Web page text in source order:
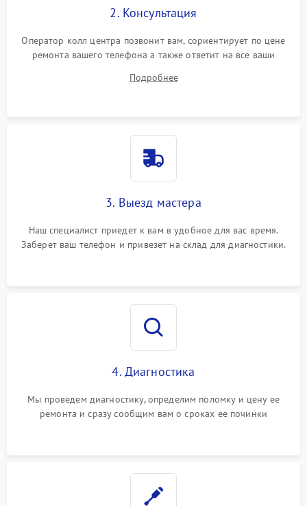
2. Консультация
Оператор колл центра позвонит вам, сориентирует по цене
ремонта вашего телефона а также ответит на все ваши
Подробнее
3. Выезд мастера
Наш специалист приедет к вам в удобное для вас время.
Заберет ваш телефон и привезет на склад для диагностики.
4. Диагностика
Мы проведем диагностику, определим поломку и цену ее
ремонта и сразу сообщим вам о сроках ее починки